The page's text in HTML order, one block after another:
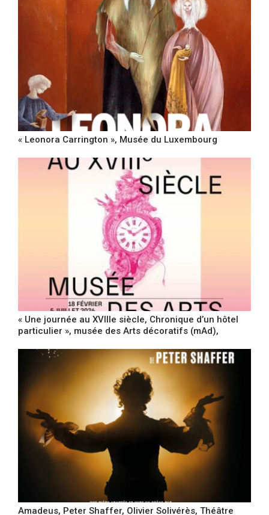
« Leonora Carrington », Musée du Luxembourg
« Une journée au XVIIIe siècle, Chronique d’un hôtel
particulier », musée des Arts décoratifs (mAd),
Amadeus, Peter Shaffer, Olivier Solivérès, Théâtre